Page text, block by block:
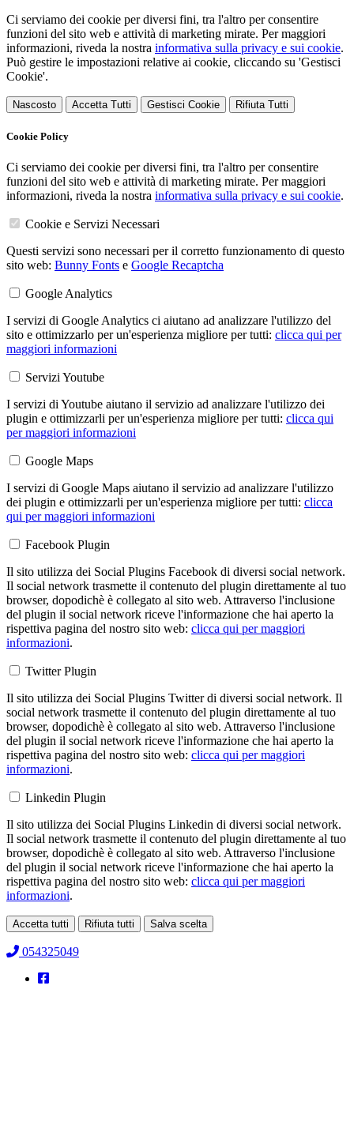
Ci serviamo dei cookie per diversi fini, tra l'altro per consentire
funzioni del sito web e attività di marketing mirate. Per maggiori
informazioni, riveda la nostra informativa sulla privacy e sui cookie.
Può gestire le impostazioni relative ai cookie, cliccando su 'Gestisci
Cookie'.
Nascosto Accetta Tutti Gestisci Cookie Rifiuta Tutti
Cookie Policy
Ci serviamo dei cookie per diversi fini, tra l'altro per consentire
funzioni del sito web e attività di marketing mirate. Per maggiori
informazioni, riveda la nostra informativa sulla privacy e sui cookie.
Cookie e Servizi Necessari
Questi servizi sono necessari per il corretto funzionamento di questo
sito web: Bunny Fonts e Google Recaptcha
Google Analytics
I servizi di Google Analytics ci aiutano ad analizzare l'utilizzo del
sito e ottimizzarlo per un'esperienza migliore per tutti: clicca qui per
maggiori informazioni
Servizi Youtube
I servizi di Youtube aiutano il servizio ad analizzare l'utilizzo dei
plugin e ottimizzarli per un'esperienza migliore per tutti: clicca qui
per maggiori informazioni
Google Maps
I servizi di Google Maps aiutano il servizio ad analizzare l'utilizzo
dei plugin e ottimizzarli per un'esperienza migliore per tutti: clicca
qui per maggiori informazioni
Facebook Plugin
Il sito utilizza dei Social Plugins Facebook di diversi social network.
Il social network trasmette il contenuto del plugin direttamente al tuo
browser, dopodichè è collegato al sito web. Attraverso l'inclusione
del plugin il social network riceve l'informazione che hai aperto la
rispettiva pagina del nostro sito web: clicca qui per maggiori
informazioni.
Twitter Plugin
Il sito utilizza dei Social Plugins Twitter di diversi social network. Il
social network trasmette il contenuto del plugin direttamente al tuo
browser, dopodichè è collegato al sito web. Attraverso l'inclusione
del plugin il social network riceve l'informazione che hai aperto la
rispettiva pagina del nostro sito web: clicca qui per maggiori
informazioni.
Linkedin Plugin
Il sito utilizza dei Social Plugins Linkedin di diversi social network.
Il social network trasmette il contenuto del plugin direttamente al tuo
browser, dopodichè è collegato al sito web. Attraverso l'inclusione
del plugin il social network riceve l'informazione che hai aperto la
rispettiva pagina del nostro sito web: clicca qui per maggiori
informazioni.
Accetta tutti Rifiuta tutti Salva scelta
054325049